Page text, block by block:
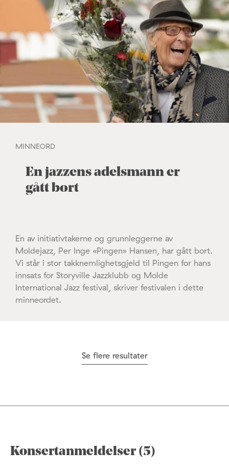
MINNEORD
En jazzens adelsmann er
gått bort
En av initiativtakerne og grunnleggerne av
Moldejazz, Per Inge «Pingen» Hansen, har gått bort.
Vi står i stor takknemlighetsgjeld til Pingen for hans
innsats for Storyville Jazzklubb og Molde
International Jazz festival, skriver festivalen i dette
minneordet.
Se flere resultater
Konsertanmeldelser (5)